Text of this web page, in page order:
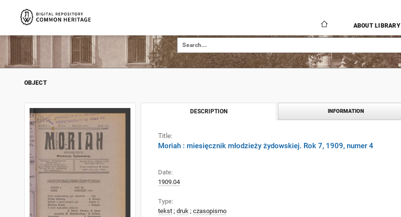
ABOUT LIBRARY
OBJECT
DESCRIPTION INFORMATION
Title:
Moriah : miesięcznik młodzieży żydowskiej. Rok 7, 1909, numer 4
Date:
1909.04
Type:
tekst ; druk ; czasopismo